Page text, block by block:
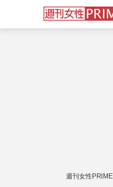
週刊女性PRIME